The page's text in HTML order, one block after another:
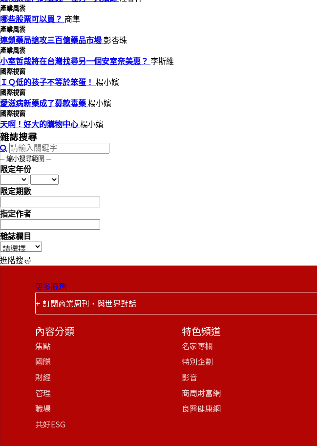
產業風雲
哪些股票可以買？ 商隼
產業風雲
連鎖藥局搶攻三百億藥品市場 彭杏珠
產業風雲
小室哲哉將在台灣找尋另一個安室奈美惠？ 李斯維
國際視窗
ＩＱ低的孩子不等於笨蛋！ 楊小嬪
國際視窗
愛滋病新藥成了募款毒藥 楊小嬪
國際視窗
天啊！好大的購物中心 楊小嬪
雜誌搜尋
─ 縮小搜尋範圍 ─
限定年份
限定期數
指定作者
雜誌欄目
進階搜尋
更多服務
+ 訂閱商業周刊，與世界對話
內容分類
焦點
國際
財經
管理
職場
共好ESG
特色頻道
名家專欄
特別企劃
影音
商周財富網
良醫健康網